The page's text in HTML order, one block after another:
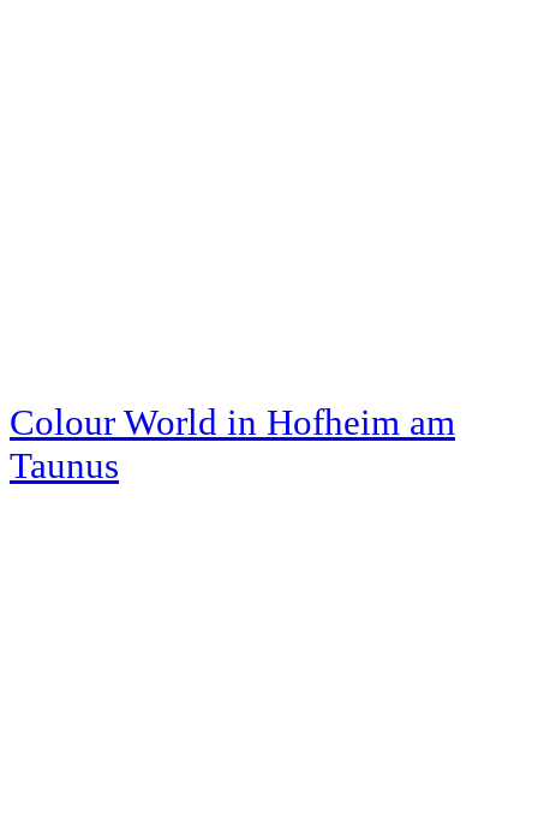
Colour World in Hofheim am
Taunus